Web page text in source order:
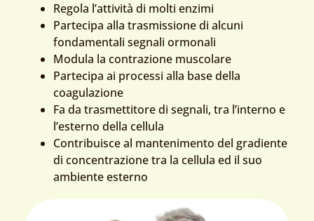
Regola l’attività di molti enzimi
Partecipa alla trasmissione di alcuni
fondamentali segnali ormonali
Modula la contrazione muscolare
Partecipa ai processi alla base della
coagulazione
Fa da trasmettitore di segnali, tra l’interno e
l’esterno della cellula
Contribuisce al mantenimento del gradiente
di concentrazione tra la cellula ed il suo
ambiente esterno